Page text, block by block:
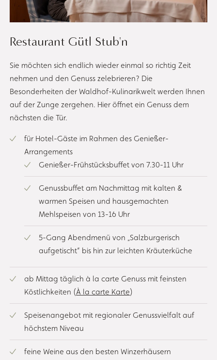
Restaurant Gütl Stub'n
Sie möchten sich endlich wieder einmal so richtig Zeit
nehmen und den Genuss zelebrieren? Die
Besonderheiten der Waldhof-Kulinarikwelt werden Ihnen
auf der Zunge zergehen. Hier öffnet ein Genuss dem
nächsten die Tür.
für Hotel-Gäste im Rahmen des Genießer-
Arrangements
Genießer-Frühstücksbuffet von 7.30-11 Uhr
Genussbuffet am Nachmittag mit kalten &
warmen Speisen und hausgemachten
Mehlspeisen von 13-16 Uhr
5-Gang Abendmenü von „Salzburgerisch
aufgetischt“ bis hin zur leichten Kräuterküche
ab Mittag täglich à la carte Genuss mit feinsten
Köstlichkeiten (À la carte Karte)
Speisenangebot mit regionaler Genussvielfalt auf
höchstem Niveau
feine Weine aus den besten Winzerhäusern